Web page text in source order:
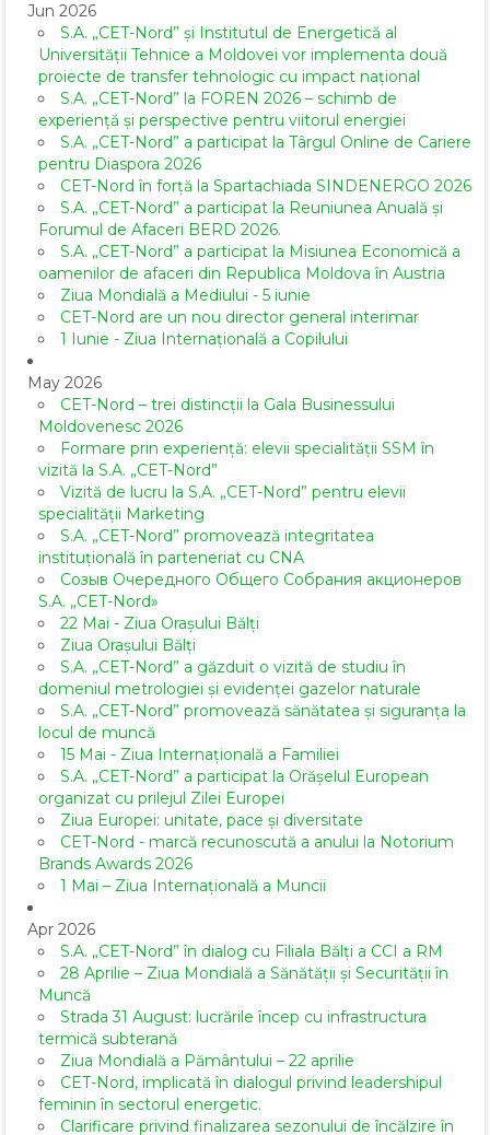
Jun 2026
S.A. „CET-Nord” și Institutul de Energetică al
Universității Tehnice a Moldovei vor implementa două
proiecte de transfer tehnologic cu impact național
S.A. „CET-Nord” la FOREN 2026 – schimb de
experiență și perspective pentru viitorul energiei
S.A. „CET-Nord” a participat la Târgul Online de Cariere
pentru Diaspora 2026
CET-Nord în forță la Spartachiada SINDENERGO 2026
S.A. „CET-Nord” a participat la Reuniunea Anuală și
Forumul de Afaceri BERD 2026.
S.A. „CET-Nord” a participat la Misiunea Economică a
oamenilor de afaceri din Republica Moldova în Austria
Ziua Mondială a Mediului - 5 iunie
CET-Nord are un nou director general interimar
1 Iunie - Ziua Internațională a Copilului
May 2026
CET-Nord – trei distincții la Gala Businessului
Moldovenesc 2026
Formare prin experiență: elevii specialității SSM în
vizită la S.A. „CET-Nord”
Vizită de lucru la S.A. „CET-Nord” pentru elevii
specialității Marketing
S.A. „CET-Nord” promovează integritatea
instituțională în parteneriat cu CNA
Созыв Очередного Общего Собрания акционеров
S.A. „CET-Nord»
22 Mai - Ziua Orașului Bălți
Ziua Orașului Bălți
S.A. „CET-Nord” a găzduit o vizită de studiu în
domeniul metrologiei și evidenței gazelor naturale
S.A. „CET-Nord” promovează sănătatea și siguranța la
locul de muncă
15 Mai - Ziua Internațională a Familiei
S.A. „CET-Nord” a participat la Orășelul European
organizat cu prilejul Zilei Europei
Ziua Europei: unitate, pace și diversitate
CET-Nord - marcă recunoscută a anului la Notorium
Brands Awards 2026
1 Mai – Ziua Internațională a Muncii
Apr 2026
S.A. „CET-Nord” în dialog cu Filiala Bălți a CCI a RM
28 Aprilie – Ziua Mondială a Sănătății și Securității în
Muncă
Strada 31 August: lucrările încep cu infrastructura
termică subterană
Ziua Mondială a Pământului – 22 aprilie
CET-Nord, implicată în dialogul privind leadershipul
feminin în sectorul energetic.
Clarificare privind finalizarea sezonului de încălzire în